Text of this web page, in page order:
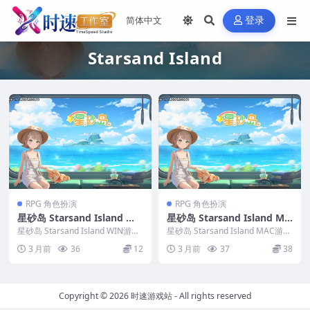
登录
Starsand Island
RPG 角色扮演
星砂岛 Starsand Island WI
N游戏 PC电脑游戏 适配系统
WINDOWS
星砂岛 Starsand Island WIN游戏
3 月前 36 12
RPG 角色扮演
星砂岛 Starsand Island MA
C游戏 苹果电脑游戏 适配苹
果OS系统macOS
星砂岛 Starsand Island MAC游戏
苹果电脑游戏 适配苹果OS系...
3 月前 37 38
Copyright © 2026时速游戏站- All rights reserved